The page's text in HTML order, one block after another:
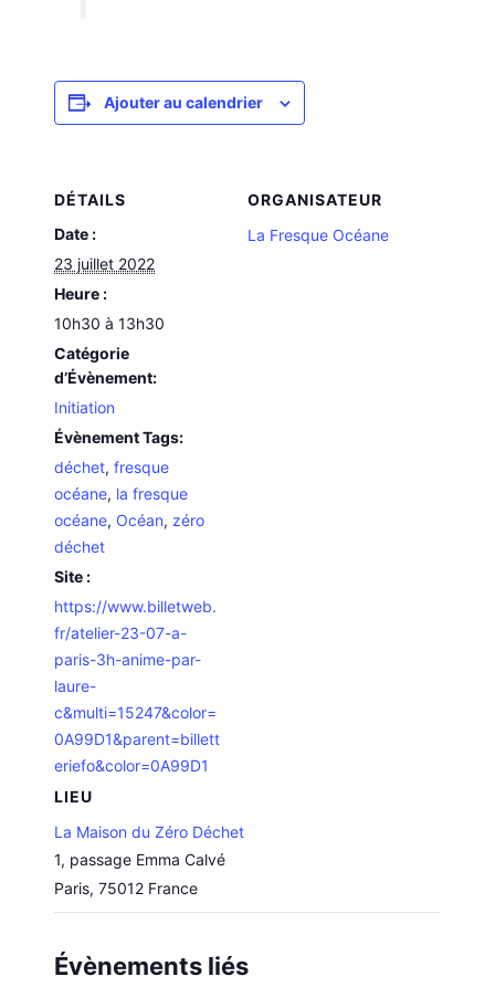
Ajouter au calendrier
DÉTAILS
Date :
23 juillet 2022
Heure :
10h30 à 13h30
Catégorie
d’Évènement:
Initiation
Évènement Tags:
déchet,fresque
océane, la fresque
océane, Océan, zéro
déchet
Site :
https://www.billetweb.
fr/atelier-23-07-a-
paris-3h-anime-par-
laure-
c&multi=15247&color=
0A99D1&parent=billett
eriefo&color=0A99D1
LIEU
La Maison du Zéro Déchet
1, passage Emma Calvé
Paris, 75012 France
ORGANISATEUR
La Fresque Océane
Évènements liés